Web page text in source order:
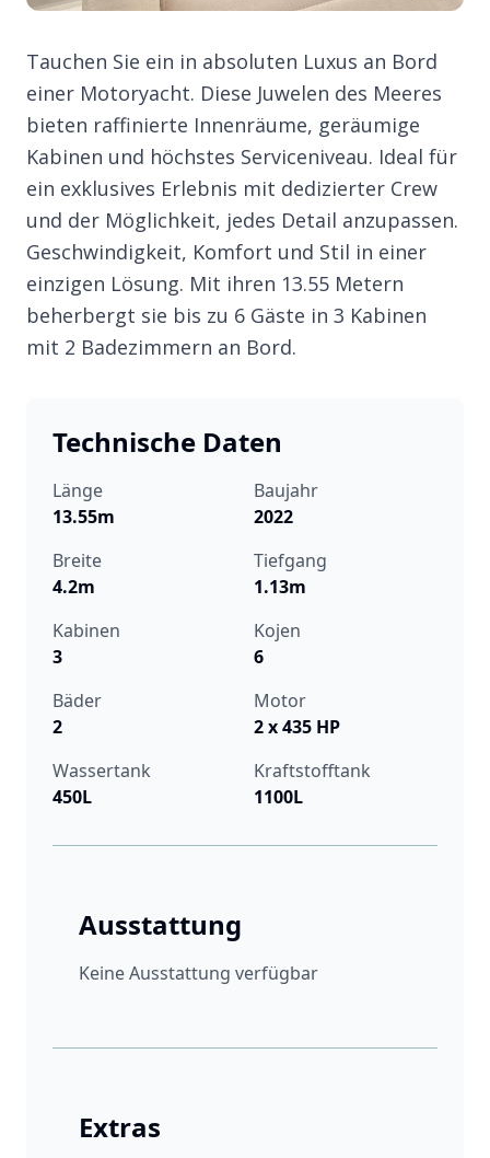
Tauchen Sie ein in absoluten Luxus an Bord
einer Motoryacht. Diese Juwelen des Meeres
bieten raffinierte Innenräume, geräumige
Kabinen und höchstes Serviceniveau. Ideal für
ein exklusives Erlebnis mit dedizierter Crew
und der Möglichkeit, jedes Detail anzupassen.
Geschwindigkeit, Komfort und Stil in einer
einzigen Lösung. Mit ihren 13.55 Metern
beherbergt sie bis zu 6 Gäste in 3 Kabinen
mit 2 Badezimmern an Bord.
Technische Daten
Länge
13.55m
Baujahr
2022
Breite
4.2m
Tiefgang
1.13m
Kabinen
3
Kojen
6
Bäder
2
Motor
2 x 435 HP
Wassertank
450L
Kraftstofftank
1100L
Ausstattung
Keine Ausstattung verfügbar
Extras